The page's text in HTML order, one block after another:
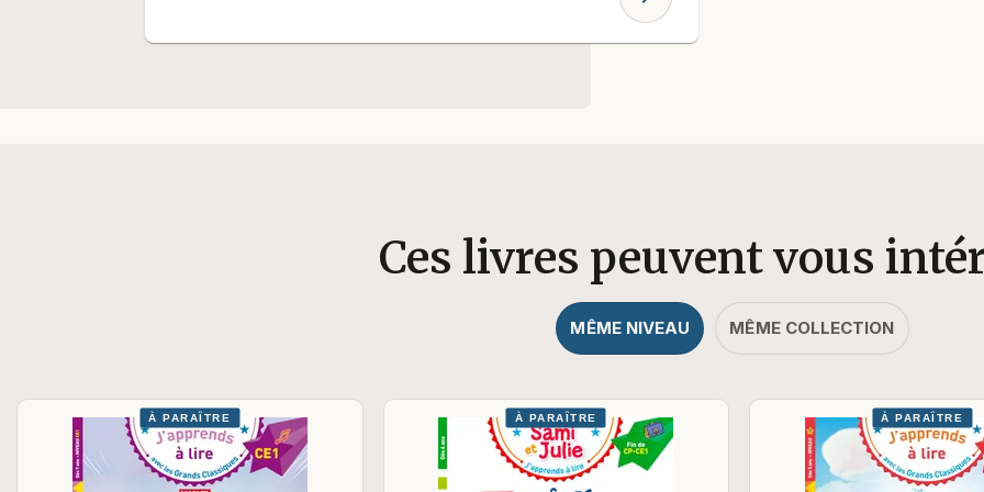
Ces livres peuvent vous
MÊME NIVEAU MÊME COLLECTION
À PARAÎTRE À PARAÎTRE À PARAÎTRE